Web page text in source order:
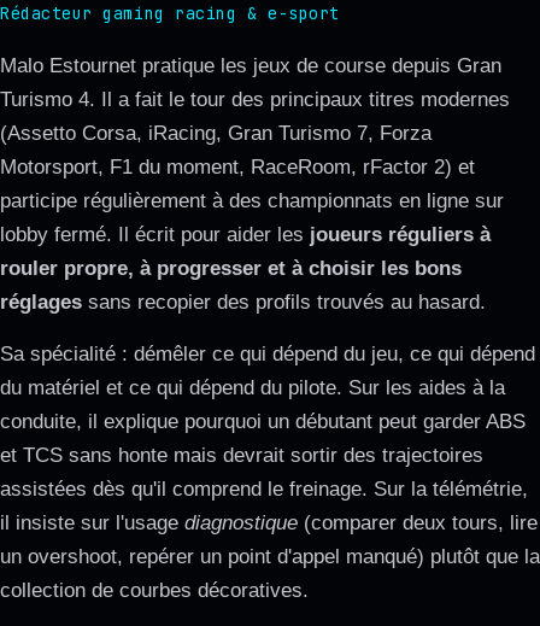
Rédacteur gaming racing & e-sport
Malo Estournet pratique les jeux de course depuis Gran
Turismo 4. Il a fait le tour des principaux titres modernes
(Assetto Corsa, iRacing, Gran Turismo 7, Forza
Motorsport, F1 du moment, RaceRoom, rFactor 2) et
participe régulièrement à des championnats en ligne sur
lobby fermé. Il écrit pour aider les joueurs réguliers à
rouler propre, à progresser et à choisir les bons
réglages sans recopier des profils trouvés au hasard.
Sa spécialité : démêler ce qui dépend du jeu, ce qui dépend
du matériel et ce qui dépend du pilote. Sur les aides à la
conduite, il explique pourquoi un débutant peut garder ABS
et TCS sans honte mais devrait sortir des trajectoires
assistées dès qu'il comprend le freinage. Sur la télémétrie,
il insiste sur l'usage diagnostique (comparer deux tours, lire
un overshoot, repérer un point d'appel manqué) plutôt que la
collection de courbes décoratives.